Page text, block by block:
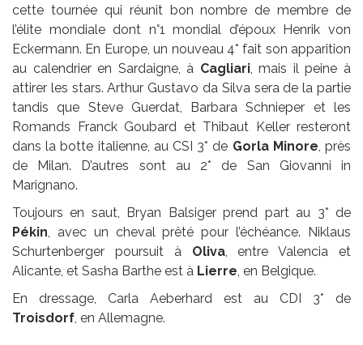
cette tournée qui réunit bon nombre de membre de
l’élite mondiale dont n°1 mondial d’époux Henrik von
Eckermann. En Europe, un nouveau 4* fait son apparition
au calendrier en Sardaigne, à Cagliari, mais il peine à
attirer les stars. Arthur Gustavo da Silva sera de la partie
tandis que Steve Guerdat, Barbara Schnieper et les
Romands Franck Goubard et Thibaut Keller resteront
dans la botte italienne, au CSI 3* de Gorla Minore, près
de Milan. D’autres sont au 2* de San Giovanni in
Marignano.
Toujours en saut, Bryan Balsiger prend part au 3* de
Pékin, avec un cheval prêté pour l’échéance. Niklaus
Schurtenberger poursuit à Oliva, entre Valencia et
Alicante, et Sasha Barthe est à Lierre, en Belgique.
En dressage, Carla Aeberhard est au CDI 3* de
Troisdorf, en Allemagne.